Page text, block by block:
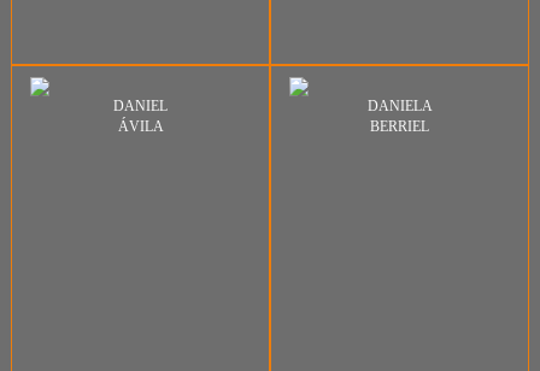
DANIEL
ÁVILA
DANIELA
BERRIEL